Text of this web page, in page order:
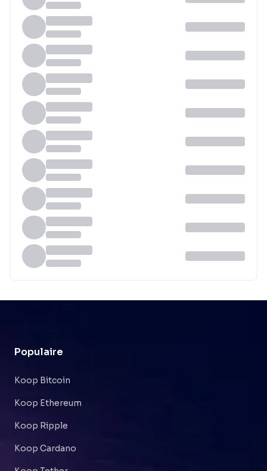
Populaire
Koop Bitcoin
Koop Ethereum
Koop Ripple
Koop Cardano